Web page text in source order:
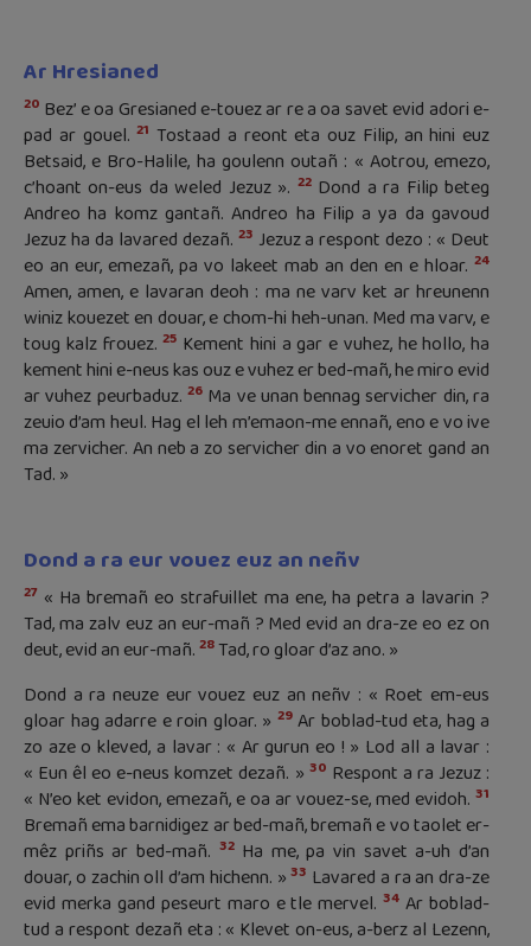
Ar Hresianed
20 Bez’ e oa Gresianed e-touez ar re a oa savet evid adori e-
pad ar gouel.21 Tostaad a reont eta ouz Filip, an hini euz
Betsaid, e Bro-Halile, ha goulenn outañ : « Aotrou, emezo,
c’hoant on-eus da weled Jezuz ». 22Dond a ra Filip beteg
Andreo ha komz gantañ. Andreo ha Filip a ya da gavoud
Jezuz ha da lavared dezañ. 23 Jezuz a respont dezo : « Deut
eo an eur, emezañ, pa vo lakeet mab an den en e hloar. 24
Amen, amen, e lavaran deoh : ma ne varv ket ar hreunenn
winiz kouezet en douar, e chom-hi heh-unan. Med ma varv, e
toug kalz frouez.25 Kement hini a gar e vuhez, he hollo, ha
kement hini e-neus kas ouz e vuhez er bed-mañ, he miro evid
ar vuhez peurbaduz. 26Ma ve unan bennag servicher din, ra
zeuio d’am heul. Hag el leh m’emaon-me ennañ, eno e vo ive
ma zervicher. An neb a zo servicher din a vo enoret gand an
Tad. »
Dond a ra eur vouez euz an neñv
27 « Ha bremañ eo strafuillet ma ene, ha petra a lavarin ?
Tad, ma zalv euz an eur-mañ ? Med evid an dra-ze eo ez on
deut, evid an eur-mañ. 28Tad, ro gloar d’az ano. »
Dond a ra neuze eur vouez euz an neñv : « Roet em-eus
gloar hag adarre e roin gloar. » 29Ar boblad-tud eta, hag a
zo aze o kleved, a lavar : « Ar gurun eo ! » Lod all a lavar :
« Eun êl eo e-neus komzet dezañ. » 30 Respont a ra Jezuz :
« N’eo ket evidon, emezañ, e oa ar vouez-se, med evidoh. 31
Bremañ ema barnidigez ar bed-mañ, bremañ e vo taolet er-
mêz priñs ar bed-mañ. 32Ha me, pa vin savet a-uh d’an
douar, o zachin oll d’am hichenn. »33 Lavared a ra an dra-ze
evid merka gand peseurt maro e tle mervel.34 Ar boblad-
tud a respont dezañ eta : « Klevet on-eus, a-berz al Lezenn,